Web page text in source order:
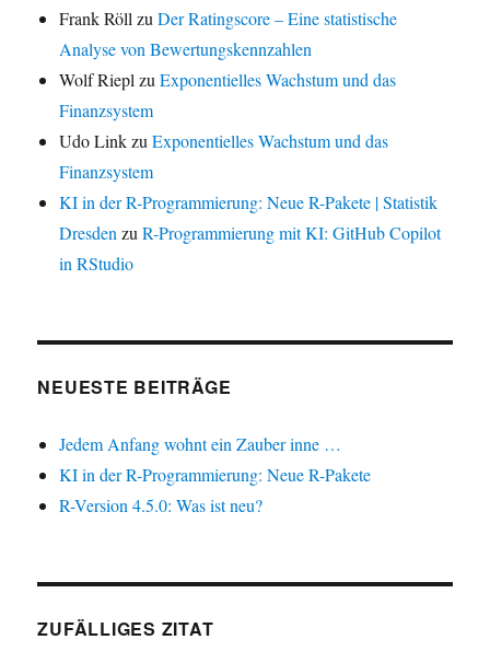
Frank Röll zuDer Ratingscore – Eine statistische
Analyse von Bewertungskennzahlen
Wolf Riepl zuExponentielles Wachstum und das
Finanzsystem
Udo LinkzuExponentielles Wachstum und das
Finanzsystem
KI in der R-Programmierung: Neue R-Pakete | Statistik
Dresden zuR-Programmierung mit KI: GitHub Copilot
in RStudio
NEUESTE BEITRÄGE
Jedem Anfang wohnt ein Zauber inne …
KI in der R-Programmierung: Neue R-Pakete
R-Version 4.5.0: Was ist neu?
ZUFÄLLIGES ZITAT